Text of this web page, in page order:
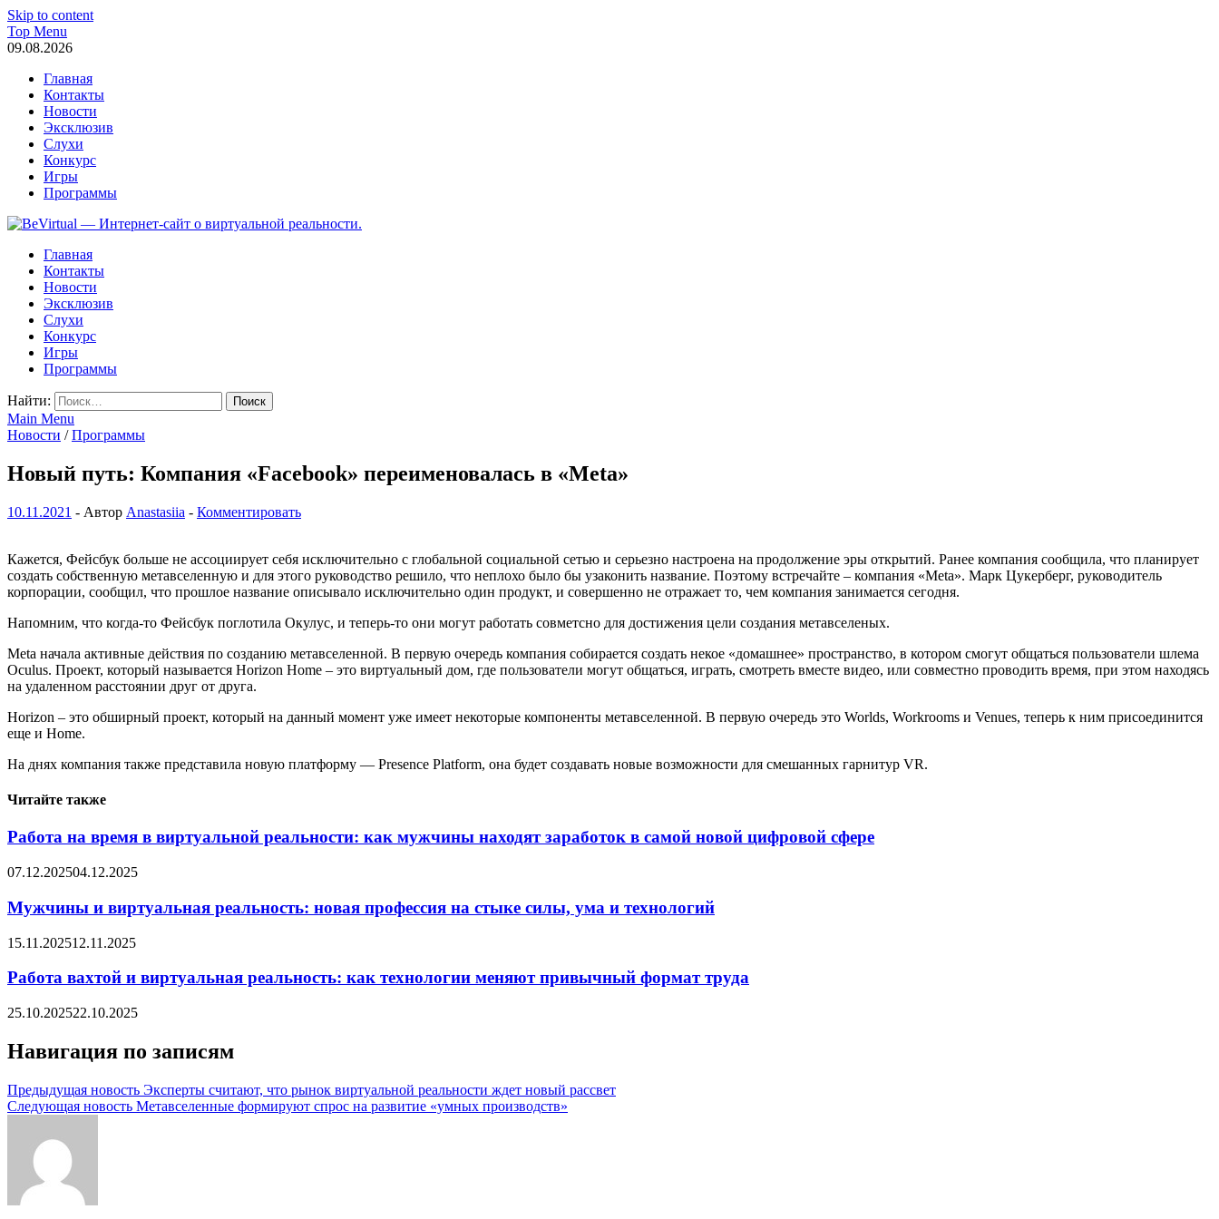
Skip to content
Top Menu
09.08.2026
Главная
Контакты
Новости
Эксклюзив
Слухи
Конкурс
Игры
Программы
BeVirtual — Интернет-сайт о виртуальной реальности.
один из первых порталов в Рунете, освещающих события в мире виртуальной реальности. Ежедневно мы публикуем актуальные новости о российских и мировых проектах, видео-заметки,
интервью с топовыми лицами мира VR.
Главная
Контакты
Новости
Эксклюзив
Слухи
Конкурс
Игры
Программы
Найти:
Main Menu
Новости /Программы
Новый путь: Компания «Facebook» переименовалась в «Meta»
10.11.2021 - Автор Anastasiia - Комментировать
Кажется, Фейсбук больше не ассоциирует себя исключительно с глобальной социальной сетью и серьезно настроена на продолжение эры открытий. Ранее компания сообщила, что планирует
создать собственную метавселенную и для этого руководство решило, что неплохо было бы узаконить название. Поэтому встречайте – компания «Meta». Марк Цукерберг, руководитель
корпорации, сообщил, что прошлое название описывало исключительно один продукт, и совершенно не отражает то, чем компания занимается сегодня.
Напомним, что когда-то Фейсбук поглотила Окулус, и теперь-то они могут работать совметсно для достижения цели создания метавселеных.
Meta начала активные действия по созданию метавселенной. В первую очередь компания собирается создать некое «домашнее» пространство, в котором смогут общаться пользователи шлема
Oculus. Проект, который называется Horizon Home – это виртуальный дом, где пользователи могут общаться, играть, смотреть вместе видео, или совместно проводить время, при этом находясь
на удаленном расстоянии друг от друга.
Horizon – это обширный проект, который на данный момент уже имеет некоторые компоненты метавселенной. В первую очередь это Worlds, Workrooms и Venues, теперь к ним присоединится
еще и Home.
На днях компания также представила новую платформу — Presence Platform, она будет создавать новые возможности для смешанных гарнитур VR.
Читайте также
Работа на время в виртуальной реальности: как мужчины находят заработок в самой новой цифровой сфере
07.12.202504.12.2025
Мужчины и виртуальная реальность: новая профессия на стыке силы, ума и технологий
15.11.202512.11.2025
Работа вахтой и виртуальная реальность: как технологии меняют привычный формат труда
25.10.202522.10.2025
Навигация по записям
Предыдущая новость Эксперты считают, что рынок виртуальной реальности ждет новый рассвет
Следующая новость Метавселенные формируют спрос на развитие «умных производств»